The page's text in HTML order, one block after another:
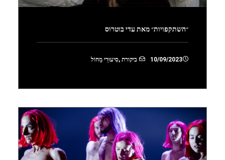
״השתקפויות״ מאת עדי בוטרוס
10/09/2023 ביקורת ,סִיעוּרֵי מָחוֹל